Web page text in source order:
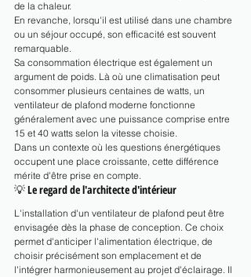
de la chaleur.
En revanche, lorsqu'il est utilisé dans une chambre
ou un séjour occupé, son efficacité est souvent
remarquable.
Sa consommation électrique est également un
argument de poids. Là où une climatisation peut
consommer plusieurs centaines de watts, un
ventilateur de plafond moderne fonctionne
généralement avec une puissance comprise entre
15 et 40 watts selon la vitesse choisie.
Dans un contexte où les questions énergétiques
occupent une place croissante, cette différence
mérite d'être prise en compte.
💡 Le regard de l'architecte d'intérieur
L'installation d'un ventilateur de plafond peut être
envisagée dès la phase de conception. Ce choix
permet d'anticiper l'alimentation électrique, de
choisir précisément son emplacement et de
l'intégrer harmonieusement au projet d'éclairage. Il